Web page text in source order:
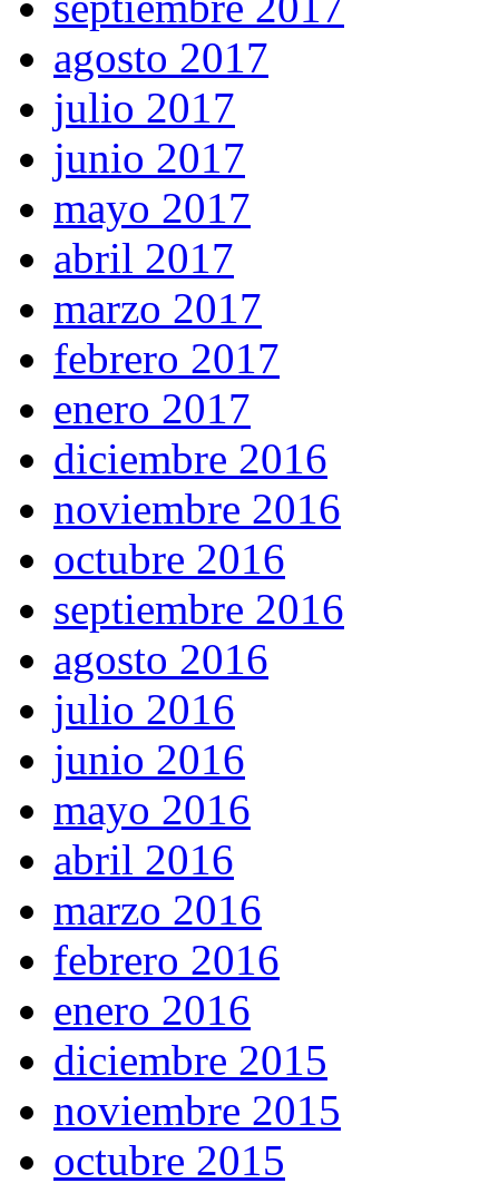
agosto 2017
julio 2017
junio 2017
mayo 2017
abril 2017
marzo 2017
febrero 2017
enero 2017
diciembre 2016
noviembre 2016
octubre 2016
septiembre 2016
agosto 2016
julio 2016
junio 2016
mayo 2016
abril 2016
marzo 2016
febrero 2016
enero 2016
diciembre 2015
noviembre 2015
octubre 2015